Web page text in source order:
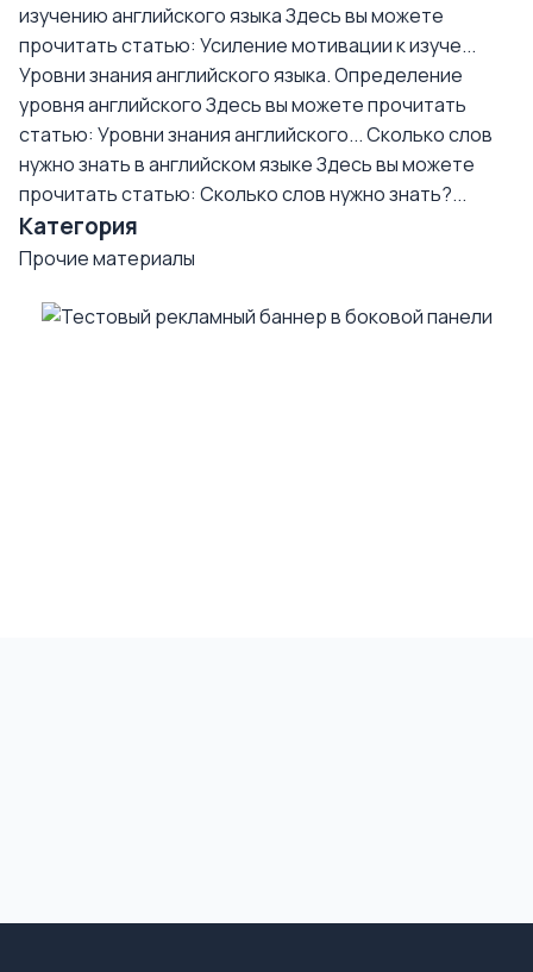
изучению английского языкаЗдесь вы можете
прочитать статью: Усиление мотивации к изуче...
Уровни знания английского языка. Определение
уровня английскогоЗдесь вы можете прочитать
статью: Уровни знания английского...Сколько слов
нужно знать в английском языкеЗдесь вы можете
прочитать статью: Сколько слов нужно знать?...
Категория
Прочие материалы